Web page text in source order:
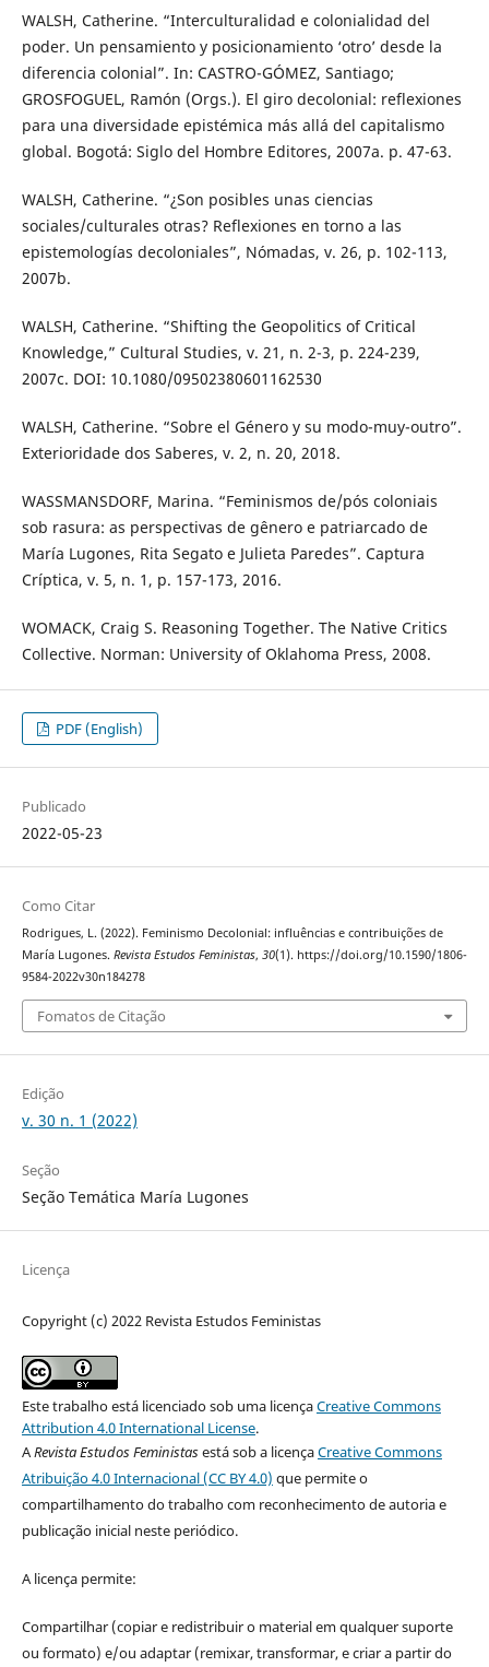
WALSH, Catherine. “Interculturalidad e colonialidad del
poder. Un pensamiento y posicionamiento ‘otro’ desde la
diferencia colonial”. In: CASTRO-GÓMEZ, Santiago;
GROSFOGUEL, Ramón (Orgs.). El giro decolonial: reflexiones
para una diversidade epistémica más allá del capitalismo
global. Bogotá: Siglo del Hombre Editores, 2007a. p. 47-63.
WALSH, Catherine. “¿Son posibles unas ciencias
sociales/culturales otras? Reflexiones en torno a las
epistemologías decoloniales”, Nómadas, v. 26, p. 102-113,
2007b.
WALSH, Catherine. “Shifting the Geopolitics of Critical
Knowledge,” Cultural Studies, v. 21, n. 2-3, p. 224-239,
2007c. DOI: 10.1080/09502380601162530
WALSH, Catherine. “Sobre el Género y su modo-muy-outro”.
Exterioridade dos Saberes, v. 2, n. 20, 2018.
WASSMANSDORF, Marina. “Feminismos de/pós coloniais
sob rasura: as perspectivas de gênero e patriarcado de
María Lugones, Rita Segato e Julieta Paredes”. Captura
Críptica, v. 5, n. 1, p. 157-173, 2016.
WOMACK, Craig S. Reasoning Together. The Native Critics
Collective. Norman: University of Oklahoma Press, 2008.
PDF (English)
Publicado
2022-05-23
Como Citar
Rodrigues, L. (2022). Feminismo Decolonial: influências e contribuições de
María Lugones. Revista Estudos Feministas, 30(1). https://doi.org/10.1590/1806-
9584-2022v30n184278
Fomatos de Citação
Edição
v. 30 n. 1 (2022)
Seção
Seção Temática María Lugones
Licença
Copyright (c) 2022 Revista Estudos Feministas
Este trabalho está licenciado sob uma licençaCreative Commons
Attribution 4.0 International License.
ARevista Estudos Feministasestá sob a licençaCreative Commons
Atribuição 4.0 Internacional (CC BY 4.0) que permite o
compartilhamento do trabalho com reconhecimento de autoria e
publicação inicial neste periódico.
A licença permite:
Compartilhar (copiar e redistribuir o material em qualquer suporte
ou formato) e/ou adaptar (remixar, transformar, e criar a partir do